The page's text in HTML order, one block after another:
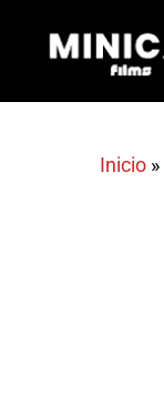
Inicio »